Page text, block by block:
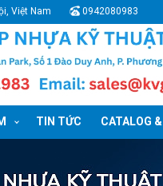
Việt Nam 0942080983
TIN TỨC CATALOG